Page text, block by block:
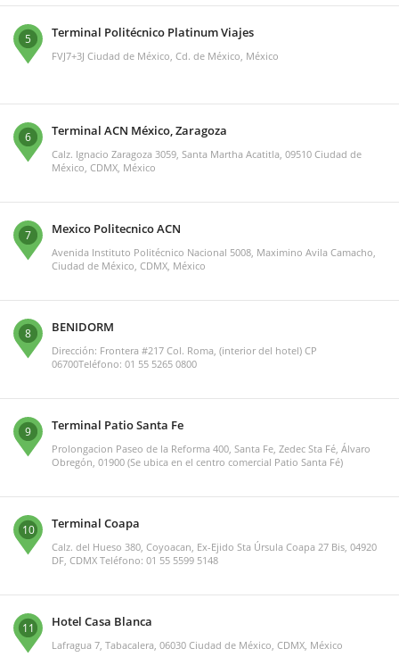
5 Terminal Politécnico Platinum Viajes
FVJ7+3J Ciudad de México, Cd. de México, México
6 Terminal ACN México, Zaragoza
Calz. Ignacio Zaragoza 3059, Santa Martha Acatitla, 09510 Ciudad de
México, CDMX, México
7 Mexico Politecnico ACN
Avenida Instituto Politécnico Nacional 5008, Maximino Avila Camacho,
Ciudad de México, CDMX, México
8 BENIDORM
Dirección: Frontera #217 Col. Roma, (interior del hotel) CP
06700Teléfono: 01 55 5265 0800
9 Terminal Patio Santa Fe
Prolongacion Paseo de la Reforma 400, Santa Fe, Zedec Sta Fé, Álvaro
Obregón, 01900 (Se ubica en el centro comercial Patio Santa Fé)
10 Terminal Coapa
Calz. del Hueso 380, Coyoacan, Ex-Ejido Sta Úrsula Coapa 27 Bis, 04920
DF, CDMX Teléfono: 01 55 5599 5148
11 Hotel Casa Blanca
Lafragua 7, Tabacalera, 06030 Ciudad de México, CDMX, México